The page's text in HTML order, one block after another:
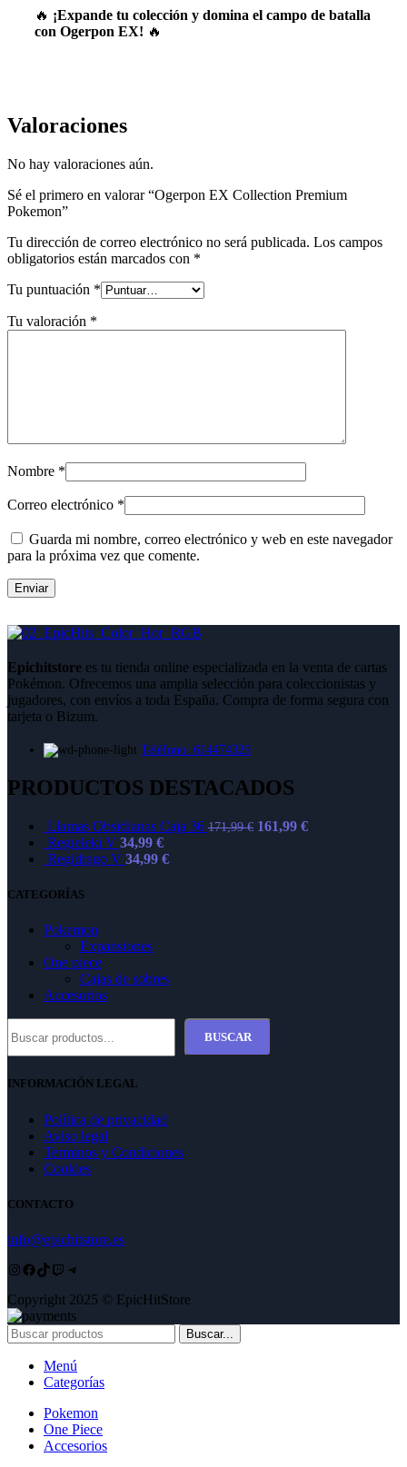
🔥 ¡Expande tu colección y domina el campo de batalla
con Ogerpon EX! 🔥
Valoraciones
No hay valoraciones aún.
Sé el primero en valorar “Ogerpon EX Collection Premium
Pokemon”
Tu dirección de correo electrónico no será publicada. Los campos
obligatorios están marcados con *
Tu puntuación *
Tu valoración *
Nombre *
Correo electrónico *
Guarda mi nombre, correo electrónico y web en este navegador
para la próxima vez que comente.
Epichitstore es tu tienda online especializada en la venta de cartas
Pokémon. Ofrecemos una amplia selección para coleccionistas y
jugadores, con envíos a toda España. Compra de forma segura con
tarjeta o Bizum.
Teléfono: 614474329
PRODUCTOS DESTACADOS
Llamas Obsidianas Caja 36 171,99€ El
161,99 €El
Regieleki V 34,99 €
Regidrago V 34,99 €
CATEGORÍAS
Pokemon
Expansiones
One piece
Cajas de sobres
Accesorios
BUSCAR
INFORMACIÓN LEGAL
Política de privacidad
Aviso legal
Terminos y Condiciones
Cookies
CONTACTO
info@epichitstore.es
Instagram
Facebook
TikTok
TwitchTelegram
Copyright 2025 © EpicHitStore
Buscar...
Menú
Categorías
Pokemon
One Piece
Accesorios